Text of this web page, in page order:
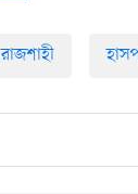
রাজশাহী